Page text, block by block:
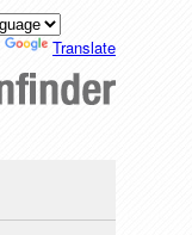
Translate